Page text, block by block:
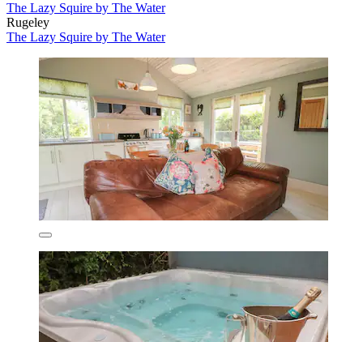
The Lazy Squire by The Water
Rugeley
The Lazy Squire by The Water